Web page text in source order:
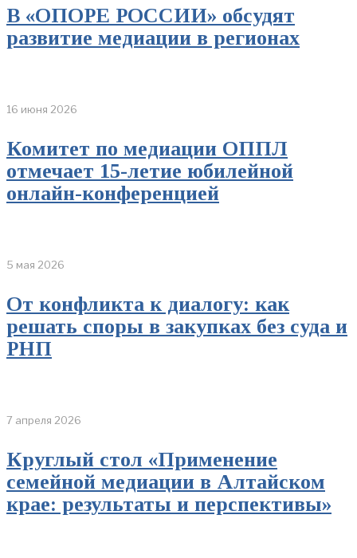
В «ОПОРЕ РОССИИ» обсудят
развитие медиации в регионах
16 июня 2026
Комитет по медиации ОППЛ
отмечает 15-летие юбилейной
онлайн-конференцией
5 мая 2026
От конфликта к диалогу: как
решать споры в закупках без суда и
РНП
7 апреля 2026
Круглый стол «Применение
семейной медиации в Алтайском
крае: результаты и перспективы»